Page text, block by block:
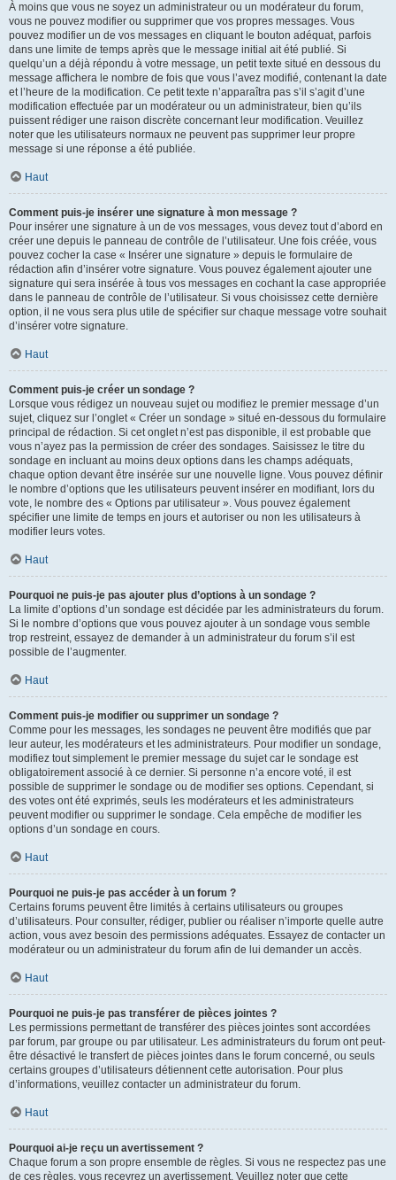
À moins que vous ne soyez un administrateur ou un modérateur du forum,
vous ne pouvez modifier ou supprimer que vos propres messages. Vous
pouvez modifier un de vos messages en cliquant le bouton adéquat, parfois
dans une limite de temps après que le message initial ait été publié. Si
quelqu’un a déjà répondu à votre message, un petit texte situé en dessous du
message affichera le nombre de fois que vous l’avez modifié, contenant la date
et l’heure de la modification. Ce petit texte n’apparaîtra pas s’il s’agit d’une
modification effectuée par un modérateur ou un administrateur, bien qu’ils
puissent rédiger une raison discrète concernant leur modification. Veuillez
noter que les utilisateurs normaux ne peuvent pas supprimer leur propre
message si une réponse a été publiée.
Haut
Comment puis-je insérer une signature à mon message ?
Pour insérer une signature à un de vos messages, vous devez tout d’abord en
créer une depuis le panneau de contrôle de l’utilisateur. Une fois créée, vous
pouvez cocher la case « Insérer une signature » depuis le formulaire de
rédaction afin d’insérer votre signature. Vous pouvez également ajouter une
signature qui sera insérée à tous vos messages en cochant la case appropriée
dans le panneau de contrôle de l’utilisateur. Si vous choisissez cette dernière
option, il ne vous sera plus utile de spécifier sur chaque message votre souhait
d’insérer votre signature.
Haut
Comment puis-je créer un sondage ?
Lorsque vous rédigez un nouveau sujet ou modifiez le premier message d’un
sujet, cliquez sur l’onglet « Créer un sondage » situé en-dessous du formulaire
principal de rédaction. Si cet onglet n’est pas disponible, il est probable que
vous n’ayez pas la permission de créer des sondages. Saisissez le titre du
sondage en incluant au moins deux options dans les champs adéquats,
chaque option devant être insérée sur une nouvelle ligne. Vous pouvez définir
le nombre d’options que les utilisateurs peuvent insérer en modifiant, lors du
vote, le nombre des « Options par utilisateur ». Vous pouvez également
spécifier une limite de temps en jours et autoriser ou non les utilisateurs à
modifier leurs votes.
Haut
Pourquoi ne puis-je pas ajouter plus d’options à un sondage ?
La limite d’options d’un sondage est décidée par les administrateurs du forum.
Si le nombre d’options que vous pouvez ajouter à un sondage vous semble
trop restreint, essayez de demander à un administrateur du forum s’il est
possible de l’augmenter.
Haut
Comment puis-je modifier ou supprimer un sondage ?
Comme pour les messages, les sondages ne peuvent être modifiés que par
leur auteur, les modérateurs et les administrateurs. Pour modifier un sondage,
modifiez tout simplement le premier message du sujet car le sondage est
obligatoirement associé à ce dernier. Si personne n’a encore voté, il est
possible de supprimer le sondage ou de modifier ses options. Cependant, si
des votes ont été exprimés, seuls les modérateurs et les administrateurs
peuvent modifier ou supprimer le sondage. Cela empêche de modifier les
options d’un sondage en cours.
Haut
Pourquoi ne puis-je pas accéder à un forum ?
Certains forums peuvent être limités à certains utilisateurs ou groupes
d’utilisateurs. Pour consulter, rédiger, publier ou réaliser n’importe quelle autre
action, vous avez besoin des permissions adéquates. Essayez de contacter un
modérateur ou un administrateur du forum afin de lui demander un accès.
Haut
Pourquoi ne puis-je pas transférer de pièces jointes ?
Les permissions permettant de transférer des pièces jointes sont accordées
par forum, par groupe ou par utilisateur. Les administrateurs du forum ont peut-
être désactivé le transfert de pièces jointes dans le forum concerné, ou seuls
certains groupes d’utilisateurs détiennent cette autorisation. Pour plus
d’informations, veuillez contacter un administrateur du forum.
Haut
Pourquoi ai-je reçu un avertissement ?
Chaque forum a son propre ensemble de règles. Si vous ne respectez pas une
de ces règles, vous recevrez un avertissement. Veuillez noter que cette